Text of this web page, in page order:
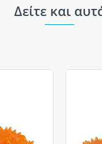
Δείτε και